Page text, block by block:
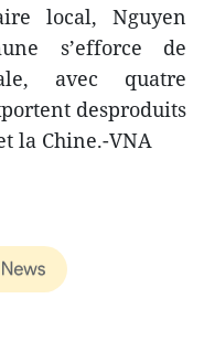
local, Nguyen
s’efforce de
avec quatre
desproduits
la Chine.-VNA